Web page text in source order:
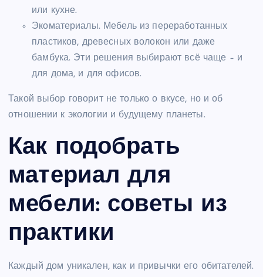
или кухне.
Экоматериалы. Мебель из переработанных
пластиков, древесных волокон или даже
бамбука. Эти решения выбирают всё чаще – и
для дома, и для офисов.
Такой выбор говорит не только о вкусе, но и об
отношении к экологии и будущему планеты.
Как подобрать
материал для
мебели: советы из
практики
Каждый дом уникален, как и привычки его обитателей.